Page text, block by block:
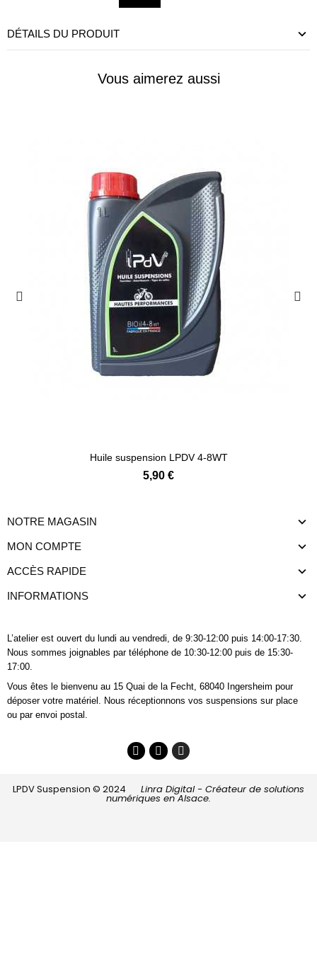
DÉTAILS DU PRODUIT
Vous aimerez aussi
Huile suspension LPDV 4-8WT
5,90 €
NOTRE MAGASIN
MON COMPTE
ACCÈS RAPIDE
INFORMATIONS
L’atelier est ouvert du lundi au vendredi, de 9:30-12:00 puis 14:00-17:30.
Nous sommes joignables par téléphone de 10:30-12:00 puis de 15:30-
17:00.
Vous êtes le bienvenu au 15 Quai de la Fecht, 68040 Ingersheim pour
déposer votre matériel. Nous réceptionnons vos suspensions sur place
ou par envoi postal.
LPDV Suspension © 2024 Linra Digital - Créateur de solutions
numériques en Alsace.